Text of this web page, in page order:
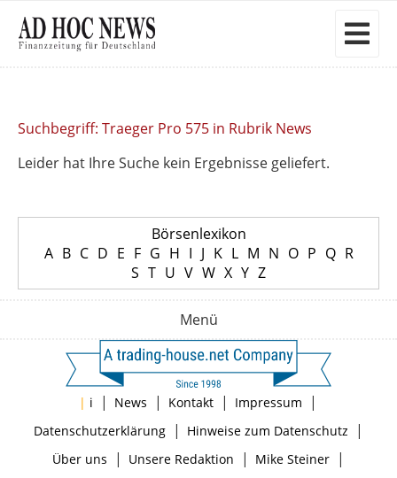
Suchbegriff: Traeger Pro 575 in Rubrik News
Leider hat Ihre Suche kein Ergebnisse geliefert.
Börsenlexikon
A B C D E F G H I J K L M N O P Q R
S T U V W X Y Z
Menü
| i | News | Kontakt | Impressum |
Datenschutzerklärung| Hinweise zum Datenschutz |
Über uns | Unsere Redaktion | Mike Steiner|